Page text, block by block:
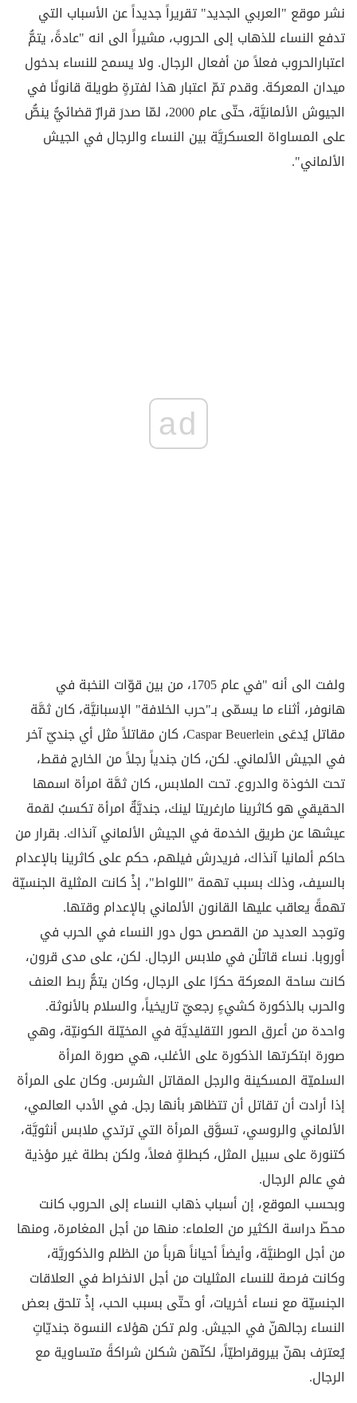
نشر موقع "العربي الجديد" تقريراً جديداً عن الأسباب التي
تدفع النساء للذهاب إلى الحروب، مشيراً الى انه "عادةً، يتمُّ
اعتبارالحروب فعلاً من أفعال الرجال. ولا يسمح للنساء بدخول
ميدان المعركة. وقدم تمّ اعتبار هذا لفترةٍ طويلة قانونًا في
الجيوش الألمانيَّة، حتّى عام 2000، لمّا صدرَ قرارٌ قضائيُّ ينصُّ
على المساواة العسكريَّة بين النساء والرجال في الجيش
الألماني".
ad
ولفت الى أنه "في عام 1705، من بين قوّات النخبة في
هانوفر، أثناء ما يسمّى بـ"حرب الخلافة" الإسبانيَّة، كان ثمَّة
مقاتل يُدعَى Caspar Beuerlein، كان مقاتلاً مثل أي جنديّ آخر
في الجيش الألماني. لكن، كان جندياً رجلاً من الخارج فقط،
تحت الخوذة والدروع. تحت الملابس، كان ثمَّة امرأة اسمها
الحقيقي هو كاثرينا مارغريتا لينك، جنديَّةٌ امرأة تكسبُ لقمة
عيشها عن طريق الخدمة في الجيش الألماني آنذاك. بقرار من
حاكم ألمانيا آنذاك، فريدرش فيلهم، حكم على كاثرينا بالإعدام
بالسيف، وذلك بسبب تهمة "اللواط"، إذْ كانت المثلية الجنسيّة
تهمةً يعاقب عليها القانون الألماني بالإعدام وقتها.
وتوجد العديد من القصص حول دور النساء في الحرب في
أوروبا. نساء قاتلْن في ملابس الرجال. لكن، على مدى قرون،
كانت ساحة المعركة حكرًا على الرجال، وكان يتمُّ ربط العنف
والحرب بالذكورة كشيءٍ رجعيّ تاريخياً، والسلام بالأنوثة.
واحدة من أعرق الصور التقليديَّة في المخيّلة الكونيّة، وهي
صورة ابتكرتها الذكورة على الأغلب، هي صورة المرأة
السلميّة المسكينة والرجل المقاتل الشرس. وكان على المرأة
إذا أرادت أن تقاتل أن تتظاهر بأنها رجل. في الأدب العالمي،
الألماني والروسي، تسوَّق المرأة التي ترتدي ملابس أنثويَّة،
كتنورة على سبيل المثل، كبطلةٍ فعلاً، ولكن بطلة غير مؤذية
في عالم الرجال.
وبحسب الموقع، إن أسباب ذهاب النساء إلى الحروب كانت
محطّ دراسة الكثير من العلماء: منها من أجل المغامرة، ومنها
من أجل الوطنيَّة، وأيضاً أحياناً هرباً من الظلم والذكوريَّة،
وكانت فرصة للنساء المثليات من أجل الانخراط في العلاقات
الجنسيّة مع نساء أخريات، أو حتّى بسبب الحب، إذْ تلحق بعض
النساء رجالهنّ في الجيش. ولم تكن هؤلاء النسوة جنديّاتٍ
يُعترَف بهنّ بيروقراطيّاً، لكنّهن شكلن شراكةً متساوية مع
الرجال.